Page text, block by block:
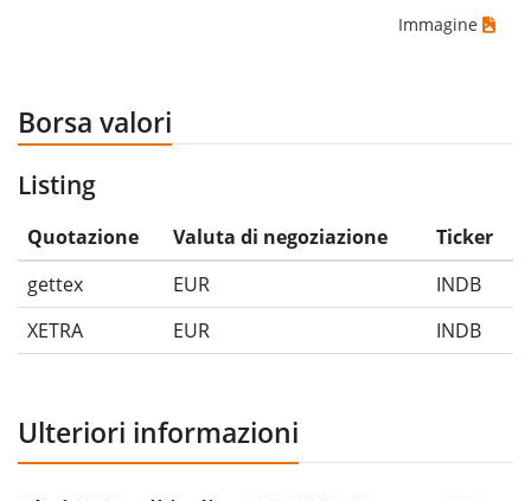
Immagine
Borsa valori
Listing
Quotazione Valuta di negoziazione
Ticker
gettex
EUR
INDB
XETRA
EUR INDB
Ulteriori informazioni